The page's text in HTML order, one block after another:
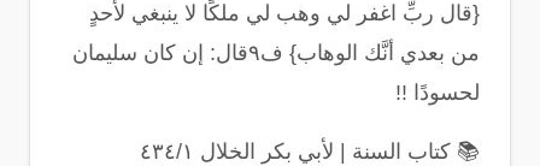
{قال ربِّ اغفر لي وهب لي ملكًا لا ينبغي لأحدٍ
من بعدي أنَّك الوهاب} ف٩قال: إن كان سليمان
لحسودًا !!
📚 كتاب السنة | لأبي بكر الخلال ٤٣٤/١